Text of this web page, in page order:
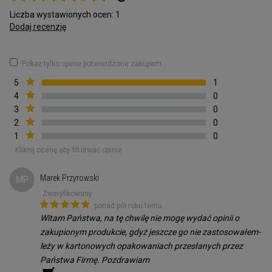
- zachowanie właściwości technicznych > Promuje opóźnienie
termiczne
Liczba wystawionych ocen: 1
Dodaj recenzję
Pokaż tylko opinie potwierdzone zakupem
5
1
4
0
3
0
2
0
1
0
Kliknij ocenę aby filtorwać opinie
MP Marek Przyrowski
Zweryfikowany
ponad pół roku temu
Witam Państwa, na tę chwilę nie mogę wydać opinii o
zakupionym produkcie, gdyż jeszcze go nie zastosowałem-
leży w kartonowych opakowaniach przesłanych przez
Państwa Firmę. Pozdrawiam